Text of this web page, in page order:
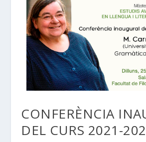
CONFERÈNCIA
DEL CURS 2021-